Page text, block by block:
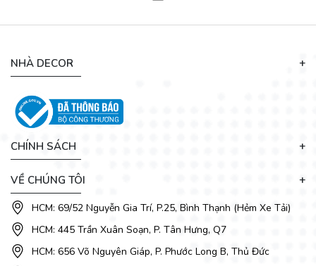
NHÀ DECOR
CHÍNH SÁCH
VỀ CHÚNG TÔI
HCM: 69/52 Nguyễn Gia Trí, P.25, Bình Thạnh (Hẻm Xe Tải)
HCM: 445 Trần Xuân Soạn, P. Tân Hưng, Q7
HCM: 656 Võ Nguyên Giáp, P. Phước Long B, Thủ Đức